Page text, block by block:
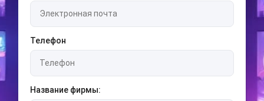
Телефон
Название фирмы: